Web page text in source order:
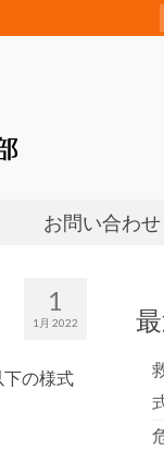
お問い合わせ
1
1月 2022
の様式